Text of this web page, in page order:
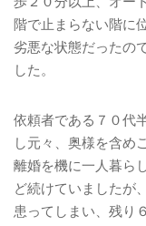
階で止まらない階に
劣悪な状態だったの
した。
依頼者である７０代
し元々、奥様を含め
離婚を機に一人暮ら
ど続けていましたが
患ってしまい、残り